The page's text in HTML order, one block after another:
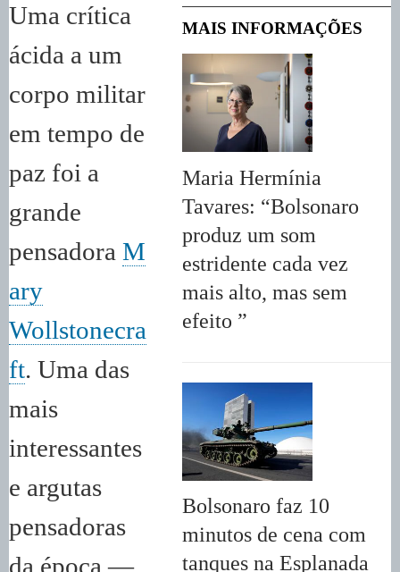
MAIS INFORMAÇÕES
Maria Hermínia
Tavares: “Bolsonaro
produz um som
estridente cada vez
mais alto, mas sem
efeito ”
Bolsonaro faz 10
minutos de cena com
tanques na Esplanada
Uma crítica
ácida a um
corpo militar
em tempo de
paz foi a
grande
pensadora M
ary
Wollstonecra
ft. Uma das
mais
interessantes
e argutas
pensadoras
da época —